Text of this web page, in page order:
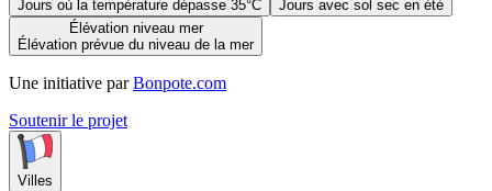
Jours où la température dépasse 35°C
Jours avec sol sec en été
Élévation niveau mer
Élévation prévue du niveau de la mer
Une initiative par Bonpote.com
Soutenir le projet
Villes